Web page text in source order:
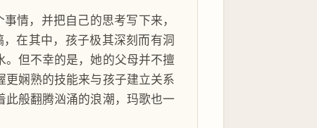
情，并把自己的思考写下来，
在其中，孩子极其深刻而有洞
但不幸的是，她的父母并不擅
娴熟的技能来与孩子建立关系
般翻腾汹涌的浪潮，玛歌也一